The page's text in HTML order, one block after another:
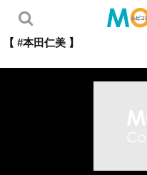
【 #本田仁美 】